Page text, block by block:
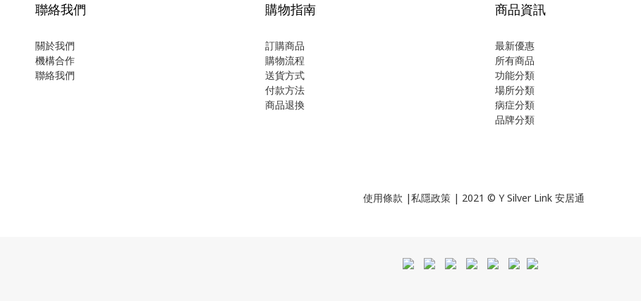
聯絡我們
關於我們
機構合作
聯絡我們
購物指南
訂購商品
購物流程
送貨方式
付款方法
商品退換
商品資訊
最新優惠
所有商品
功能分類
場所分類
病症分類
品牌分類
使用條款 |私隱政策 | 2021 © Y Silver Link 安居通